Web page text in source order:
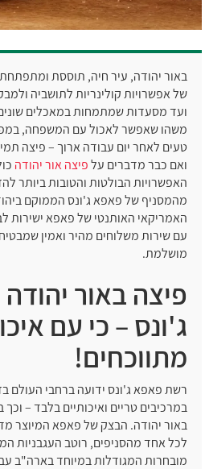
באור יהודה, עיר חיה, תוססת
של אפשרויות קולינריות לתושביה
ועד מסעדות שמתמחות במאכלים
משהו שאפשר לאכול עם המשפחה,
טעים לאחר יום עבודה ארוך – פיצה
ואם כבר מדברים על פיצה אור יהודה
האפשרויות הבולטות והטובות ביותר
מהמסניף של פאפא ג'ונס הממוקם
האמריקאי האותנטי של פאפא ישירות
עם שירות משלוחים מהיר ואמין שמבטיח
מושלמת.
פיצה באור
ג'ונס – כי עם
מתווכחים!
רשת פאפא ג'ונס ידועה ברחבי העולם
במרכיבים טריים ואיכותיים בלבד –
באור יהודה. הבצק של פאפא המיוצר
לכל אחד מהסניפים, רוטב העגבניות
מובחרות המגודלות במיוחד בארה"ב